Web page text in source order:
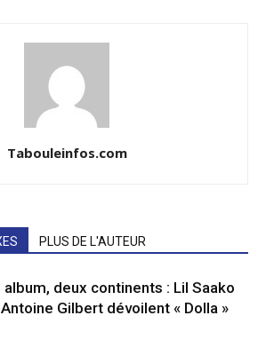
Tabouleinfos.com
PLUS DE L'AUTEUR
album, deux continents : Lil Saako
Gilbert dévoilent « Dolla »